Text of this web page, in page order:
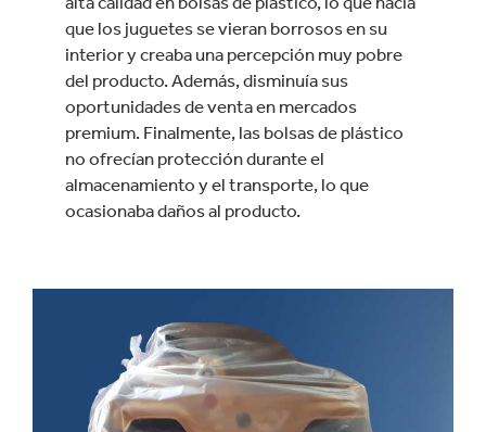
que los juguetes se vieran borrosos en su
interior y creaba una percepción muy pobre
del producto. Además, disminuía sus
oportunidades de venta en mercados
premium. Finalmente, las bolsas de plástico
no ofrecían protección durante el
almacenamiento y el transporte, lo que
ocasionaba daños al producto.